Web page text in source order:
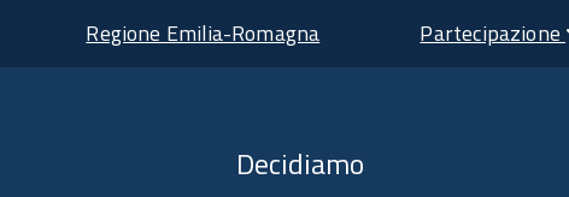
Regione Emilia-Romagna Partecipazione
Decidiamo